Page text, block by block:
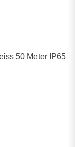
50 Meter IP65